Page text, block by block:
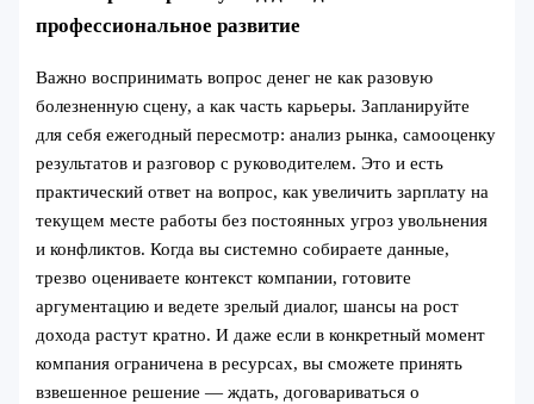
профессиональное развитие
Важно воспринимать вопрос денег не как разовую
болезненную сцену, а как часть карьеры. Запланируйте
для себя ежегодный пересмотр: анализ рынка, самооценку
результатов и разговор с руководителем. Это и есть
практический ответ на вопрос, как увеличить зарплату на
текущем месте работы без постоянных угроз увольнения
и конфликтов. Когда вы системно собираете данные,
трезво оцениваете контекст компании, готовите
аргументацию и ведете зрелый диалог, шансы на рост
дохода растут кратно. И даже если в конкретный момент
компания ограничена в ресурсах, вы сможете принять
взвешенное решение — ждать, договариваться о